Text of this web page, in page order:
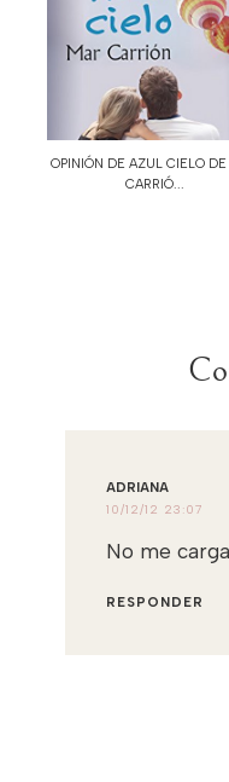
OPINIÓN DE AZUL CIELO DE
CARRIÓ...
ADRIANA
10/12/12 23:07
No me
RESPONDER